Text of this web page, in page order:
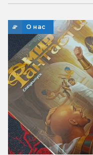
О нас